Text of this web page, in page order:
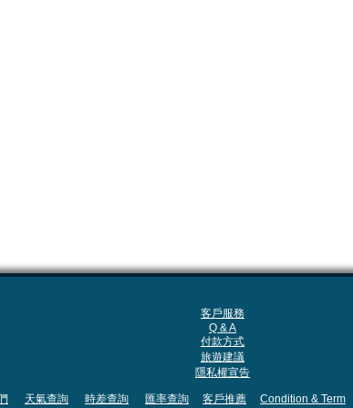
客戶服務
Q & A
付款方式
旅遊建議
隱私權宣告
天氣查詢 時差查詢 匯率查詢 客戶推薦 Condition & Term